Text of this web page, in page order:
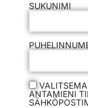
SUKUNIMI
ANTAMIENI